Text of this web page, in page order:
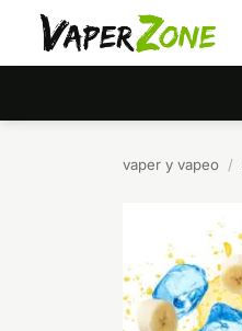
Saltar
contenido
vaper y vapeo /